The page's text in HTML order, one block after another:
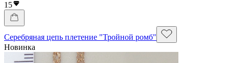
15
Серебряная цепь плетение "Тройной ромб"
Новинка